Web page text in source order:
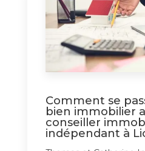
Comment se
bien immobilier
conseiller
indépendant à